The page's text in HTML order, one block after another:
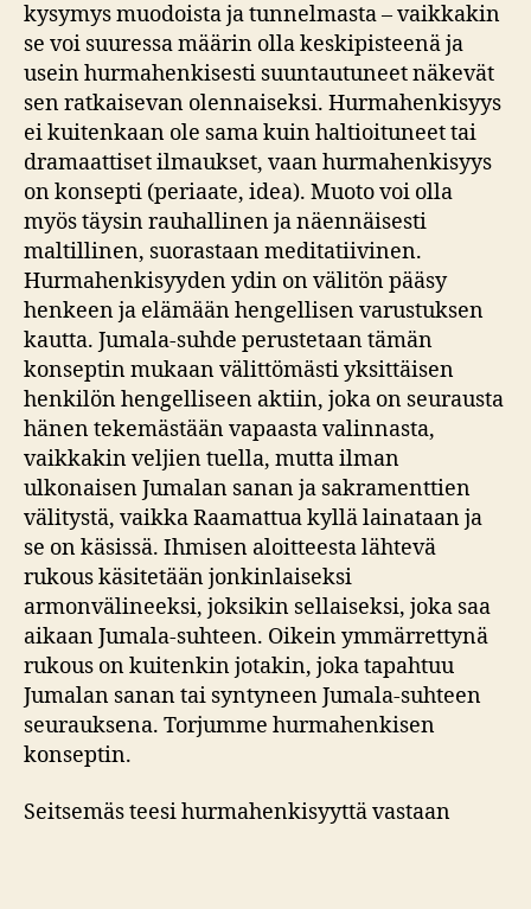
kysymys muodoista ja tunnelmasta – vaikkakin
se voi suuressa määrin olla keskipisteenä ja
usein hurmahenkisesti suuntautuneet näkevät
sen ratkaisevan olennaiseksi. Hurmahenkisyys
ei kuitenkaan ole sama kuin haltioituneet tai
dramaattiset ilmaukset, vaan hurmahenkisyys
on konsepti (periaate, idea). Muoto voi olla
myös täysin rauhallinen ja näennäisesti
maltillinen, suorastaan meditatiivinen.
Hurmahenkisyyden ydin on välitön pääsy
henkeen ja elämään hengellisen varustuksen
kautta. Jumala-suhde perustetaan tämän
konseptin mukaan välittömästi yksittäisen
henkilön hengelliseen aktiin, joka on seurausta
hänen tekemästään vapaasta valinnasta,
vaikkakin veljien tuella, mutta ilman
ulkonaisen Jumalan sanan ja sakramenttien
välitystä, vaikka Raamattua kyllä lainataan ja
se on käsissä. Ihmisen aloitteesta lähtevä
rukous käsitetään jonkinlaiseksi
armonvälineeksi, joksikin sellaiseksi, joka saa
aikaan Jumala-suhteen. Oikein ymmärrettynä
rukous on kuitenkin jotakin, joka tapahtuu
Jumalan sanan tai syntyneen Jumala-suhteen
seurauksena. Torjumme hurmahenkisen
konseptin.
Seitsemäs teesi hurmahenkisyyttä vastaan